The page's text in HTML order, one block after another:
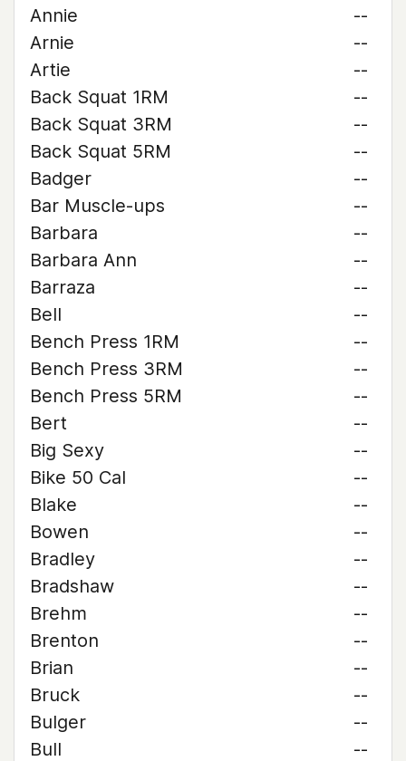
Annie
--
Arnie
--
Artie
--
Back Squat 1RM
--
Back Squat 3RM
--
Back Squat 5RM
--
Badger
--
Bar Muscle-ups
--
Barbara
--
Barbara Ann
--
Barraza
--
Bell
--
Bench Press 1RM
--
Bench Press 3RM
--
Bench Press 5RM
--
Bert
--
Big Sexy
--
Bike 50 Cal
--
Blake
--
Bowen
--
Bradley
--
Bradshaw
--
Brehm
--
Brenton
--
Brian
--
Bruck
--
Bulger
--
Bull
--